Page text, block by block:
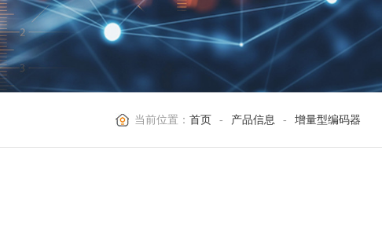
当前位置：首页 - 产品信息 - 增量型编码器